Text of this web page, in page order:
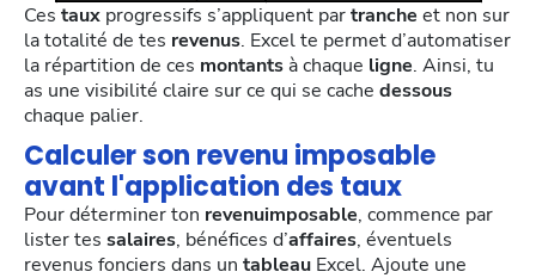
Ces taux progressifs s’appliquent partranche et non sur
la totalité de tes revenus. Excel te permet d’automatiser
la répartition de ces montantsà chaque ligne. Ainsi, tu
as une visibilité claire sur ce qui se cache dessous
chaque palier.
Calculer son revenu imposable
avant l'application des taux
Pour déterminer ton revenuimposable, commence par
lister tes salaires, bénéfices d’affaires, éventuels
revenus fonciers dans un tableau Excel. Ajoute une